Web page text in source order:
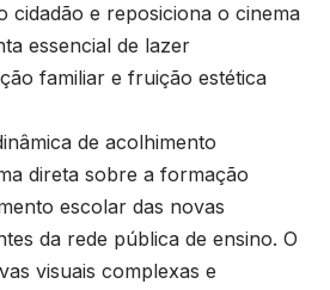
cidadão e reposiciona o cinema
essencial de lazer
familiar e fruição estética
de acolhimento
direta sobre a formação
escolar das novas
da rede pública de ensino. O
visuais complexas e